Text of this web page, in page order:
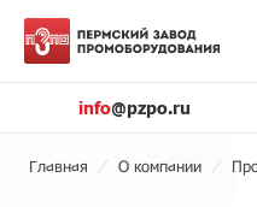
info@pzpo.ru
Главная О компании